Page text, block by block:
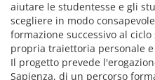
aiutare le studentesse e gli
scegliere in modo
formazione successivo al
propria traiettoria personale
Il progetto prevede
Sapienza, di un percorso